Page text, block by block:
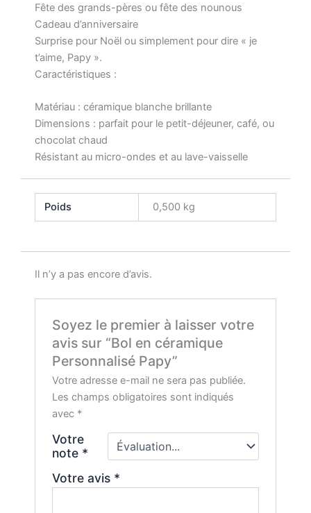
Fête des grands-pères ou fête des nounous
Cadeau d’anniversaire
Surprise pour Noël ou simplement pour dire « je
t’aime, Papy ».
Caractéristiques :
Matériau : céramique blanche brillante
Dimensions : parfait pour le petit-déjeuner, café, ou
chocolat chaud
Résistant au micro-ondes et au lave-vaisselle
Poids 0,500 kg
Il n’y a pas encore d’avis.
Soyez le premier à laisser votre
avis sur “Bol en céramique
Personnalisé Papy”
Votre adresse e-mail ne sera pas publiée.
Les champs obligatoires sont indiqués
avec *
Votre
note *
Votre avis *